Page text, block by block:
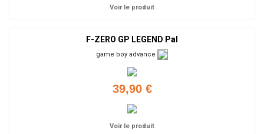
Voir le produit
F-ZERO GP LEGEND Pal
game boy advance
39,90 €
Voir le produit